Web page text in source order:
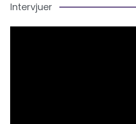
Intervjuer